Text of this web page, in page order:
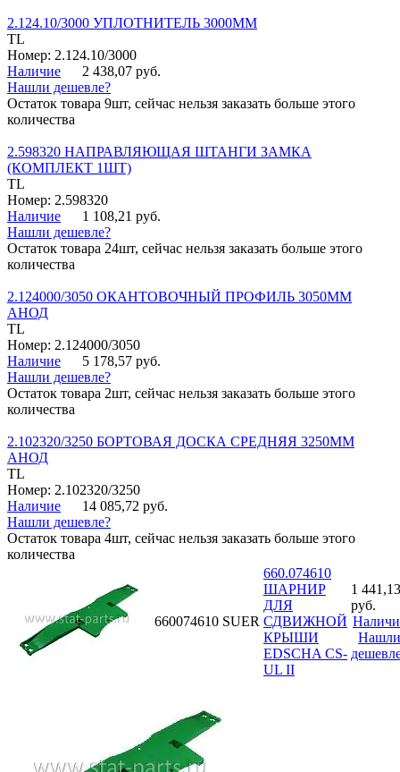
2.124.10/3000 УПЛОТНИТЕЛЬ 3000ММ
TL
Номер: 2.124.10/3000
Наличие
2 438,07 руб.
Нашли дешевле?
Остаток товара 9шт, сейчас нельзя заказать больше этого
количества
2.598320 НАПРАВЛЯЮЩАЯ ШТАНГИ ЗАМКА
(КОМПЛЕКТ 1ШТ)
TL
Номер: 2.598320
Наличие
1 108,21 руб.
Нашли дешевле?
Остаток товара 24шт, сейчас нельзя заказать больше этого
количества
2.124000/3050 ОКАНТОВОЧНЫЙ ПРОФИЛЬ 3050ММ
АНОД
TL
Номер: 2.124000/3050
Наличие
5 178,57 руб.
Нашли дешевле?
Остаток товара 2шт, сейчас нельзя заказать больше этого
количества
2.102320/3250 БОРТОВАЯ ДОСКА СРЕДНЯЯ 3250ММ
АНОД
TL
Номер: 2.102320/3250
Наличие
14 085,72 руб.
Нашли дешевле?
Остаток товара 4шт, сейчас нельзя заказать больше этого
количества
660074610 SUER
660.074610
ШАРНИР
ДЛЯ
СДВИЖНОЙ
КРЫШИ
EDSCHA CS-
UL II
1 441,13
руб.
Нашли